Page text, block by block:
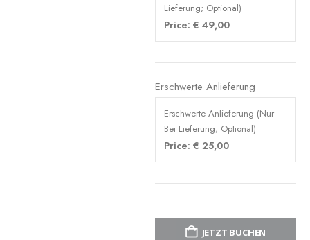
Lieferung; Optional)
Price: € 49,00
Erschwerte Anlieferung
Erschwerte Anlieferung (Nur
Bei Lieferung; Optional)
Price: € 25,00
JETZT BUCHEN